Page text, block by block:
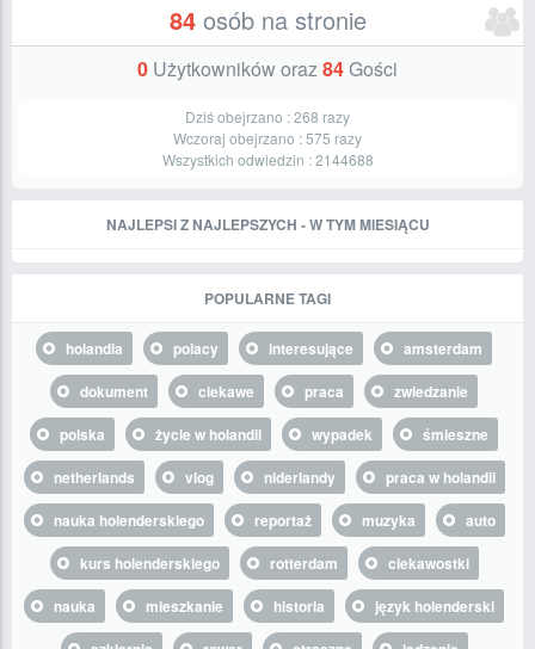
84osób na stronie
0 Użytkowników oraz84Gości
Dziś obejrzano :268 razy
Wczoraj obejrzano :575 razy
Wszystkich odwiedzin :2144688
NAJLEPSI Z NAJLEPSZYCH - W TYM MIESIĄCU
POPULARNE TAGI
holandia polacy interesujące
amsterdam
dokument
ciekawe praca
zwiedzanie
polska
życie w holandii wypadek
śmieszne
netherlands
vlog niderlandy
praca w holandii
nauka holenderskiego
reportaż muzyka
auto
kurs holenderskiego
rotterdam
ciekawostki
nauka
mieszkanie historia
język holenderski